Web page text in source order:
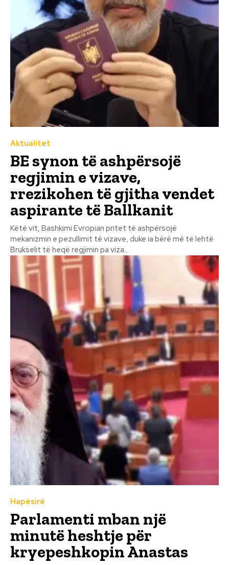
Aktualitet
BE synon të ashpërsojë
regjimin e vizave,
rrezikohen të gjitha vendet
aspirante të Ballkanit
Këtë vit, Bashkimi Evropian pritet të ashpërsojë
mekanizmin e pezullimit të vizave, duke ia bërë më të lehtë
Brukselit të heqë regjimin pa viza...
Hapësirë
Parlamenti mban një
minutë heshtje për
kryepeshkopin Anastas